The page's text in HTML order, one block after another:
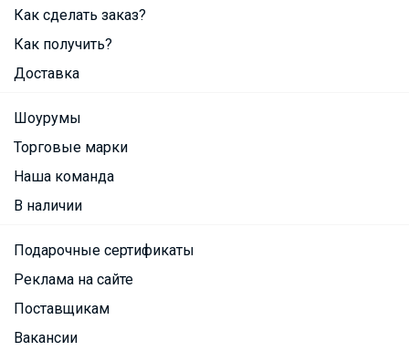
Как сделать заказ?
Как получить?
Доставка
Шоурумы
Торговые марки
Наша команда
В наличии
Подарочные сертификаты
Реклама на сайте
Поставщикам
Вакансии